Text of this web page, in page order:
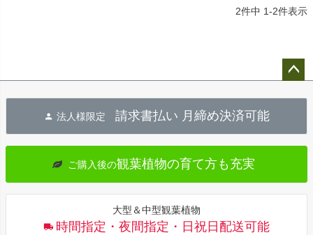
2件中 1-2件表示
へ
法人様限定 請求書払い 月締め決済可能
ご購入後の観葉植物の育て方も充実
大型＆中型観葉植物
時間指定・夜間指定・日祝日配送可能